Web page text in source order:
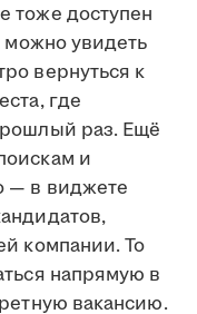
тоже доступен
увидеть
вернуться к
где
раз. Ещё
и
— в виджете
компании. То
напрямую в
вакансию.